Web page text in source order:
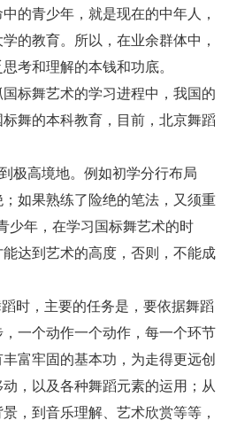
的青少年，就是现在的中年人，
的教育。所以，在业余群体中，
考和理解的本钱和功底。
标舞艺术的学习进程中，我国的
舞的本科教育，目前，北京舞蹈
极高境地。例如初学分行布局
如果熟练了险绝的笔法，又须重
少年，在学习国标舞艺术的时
达到艺术的高度，否则，不能成
时，主要的任务是，要依据舞蹈
一个动作一个动作，每一个环节
富牢固的基本功，为走得更远创
，以及各种舞蹈元素的运用；从
，到音乐理解、艺术欣赏等等，